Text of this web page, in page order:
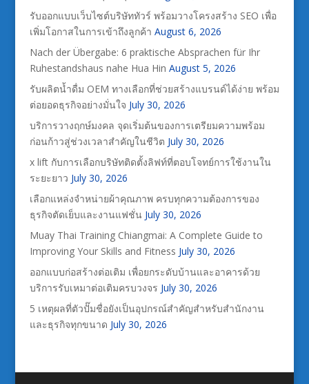
รับออกแบบเว็บไซต์บริษัททัวร์ พร้อมวางโครงสร้าง SEO เพื่อ
เพิ่มโอกาสในการเข้าถึงลูกค้า August 6, 2026
Nach der Übergabe: 6 praktische Absprachen für Ihr
Ruhestandshaus nahe Hua Hin August 5, 2026
รับผลิตน้ำดื่ม OEM ทางเลือกที่ช่วยสร้างแบรนด์ได้ง่าย พร้อม
ต่อยอดธุรกิจอย่างมั่นใจ July 30, 2026
บริการวางฤกษ์มงคล จุดเริ่มต้นของการเตรียมความพร้อม
ก่อนก้าวสู่ช่วงเวลาสำคัญในชีวิต July 30, 2026
x lift กับการเลือกบริษัทติดตั้งลิฟท์ที่ตอบโจทย์การใช้งานใน
ระยะยาว July 30, 2026
เลือกแหล่งจำหน่ายผ้าคุณภาพ ครบทุกความต้องการของ
ธุรกิจตัดเย็บและงานแฟชั่น July 30, 2026
Muay Thai Training Chiangmai: A Complete Guide to
Improving Your Skills and Fitness July 30, 2026
ออกแบบก่อสร้างต่อเติม เพื่อยกระดับบ้านและอาคารด้วย
บริการรับเหมาต่อเติมครบวงจร July 30, 2026
5 เหตุผลที่ตัวปั๊มชื่อยังเป็นอุปกรณ์สำคัญสำหรับสำนักงาน
และธุรกิจทุกขนาด July 30, 2026